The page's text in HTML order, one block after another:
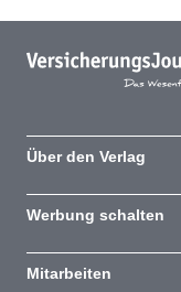
Über den Verlag
Werbung schalten
Mitarbeiten